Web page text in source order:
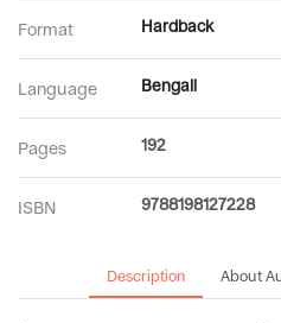
Format Hardback
Language Bengali
Pages 192
ISBN 9788198127228
Description About